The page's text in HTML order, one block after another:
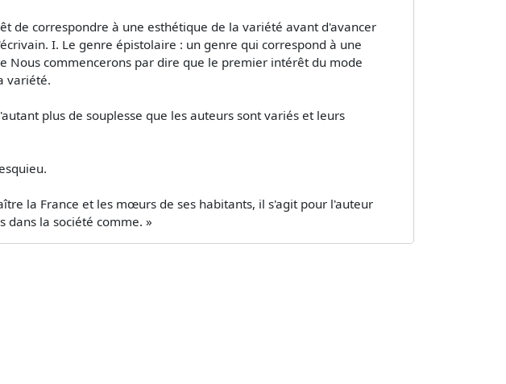
de correspondre à une esthétique de la variété avant d'avancer
I. Le genre épistolaire : un genre qui correspond à une
Nous commencerons par dire que le premier intérêt du mode
variété.
plus de souplesse que les auteurs sont variés et leurs
la France et les mœurs de ses habitants, il s'agit pour l'auteur
la société comme. »